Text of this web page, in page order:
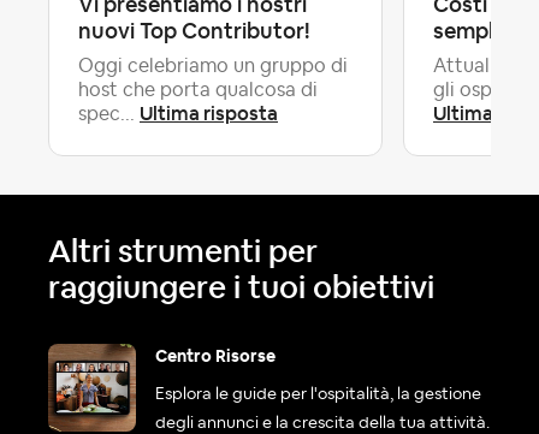
nuovi Top Contributor!
Oggi celebriamo un gruppo di
host che porta qualcosa di
spec... Ultima risposta
gli ospiti
Ultima
Altri strumenti per
raggiungere i tuoi obiettivi
Centro Risorse
Esplora le guide per l'ospitalità, la gestione
degli annunci e la crescita della tua attività.